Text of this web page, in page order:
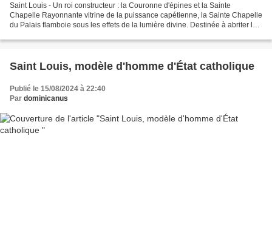
Saint Louis - Un roi constructeur : la Couronne d'épines et la Sainte
Chapelle Rayonnante vitrine de la puissance capétienne, la Sainte Chapelle
du Palais flamboie sous les effets de la lumière divine. Destinée à abriter les
Saint Louis, modèle d'homme d'État catholique
Publié le 15/08/2024 à 22:40
Par dominicanus